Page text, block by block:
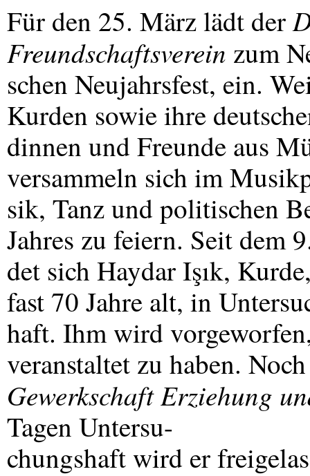
Für den 25. März lädt der
Freundschaftsverein zum
schen Neujahrsfest, ein.
Kurden sowie ihre
dinnen und Freunde aus
versammeln sich im
sik, Tanz und politischen
Jahres zu feiern. Seit dem
det sich Haydar Işık,
fast 70 Jahre alt, in
haft. Ihm wird
veranstaltet zu haben.
Gewerkschaft Erziehung
Tagen Untersu-
chungshaft wird er